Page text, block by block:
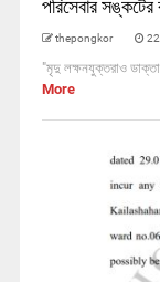
পরিসেবার
thepongkor
"মৃদু লক্ষনযুক্তরাও
More